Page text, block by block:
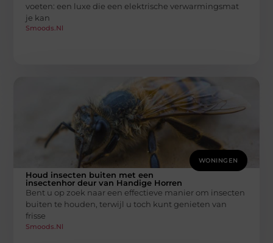
voeten: een luxe die een elektrische verwarmingsmat
je kan
Smoods.nl
WONINGEN
Houd insecten buiten met een
insectenhor deur van Handige Horren
Bent u op zoek naar een effectieve manier om insecten
buiten te houden, terwijl u toch kunt genieten van
frisse
Smoods.nl